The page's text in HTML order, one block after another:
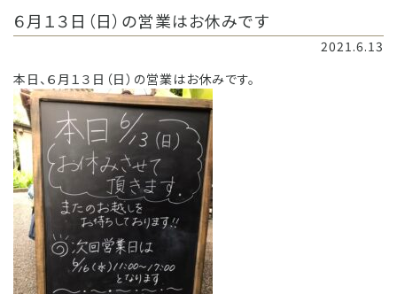
６月１３日（日）の営業はお休みです
2021.6.13
本日、６月１３日（日）の営業はお休みです。